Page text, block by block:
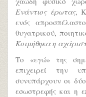
Ενάντιος έρωτας,
ενός
θυγατρικού,
Κοιμήθηκα η
Το «εγώ» της
επιχειρεί την
συνυπάρχουν οι
εσωστρεφής και η